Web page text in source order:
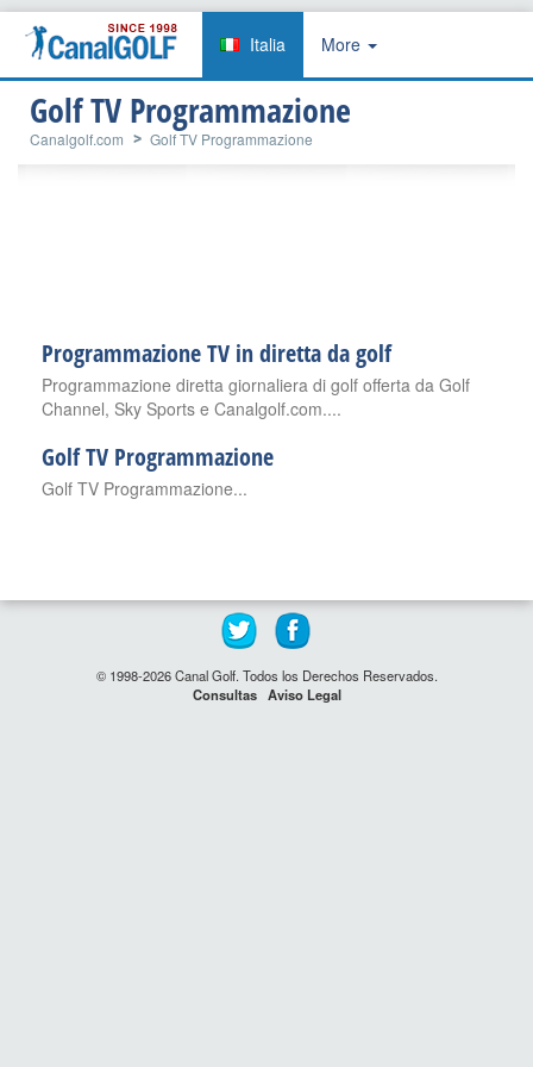
Italia More
Golf TV Programmazione
Canalgolf.com Golf TV Programmazione
Programmazione TV in diretta da golf
Programmazione diretta giornaliera di golf offerta da Golf
Channel, Sky Sports e Canalgolf.com....
Golf TV Programmazione
Golf TV Programmazione...
© 1998-2026 Canal Golf. Todos los Derechos Reservados.
Consultas Aviso Legal